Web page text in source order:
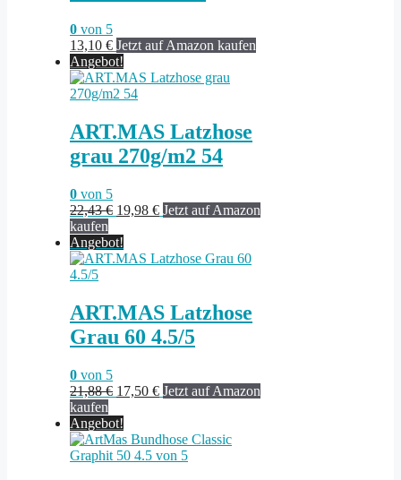
0 von 5
13,10 € Jetzt auf Amazon kaufen
Angebot!
ART.MAS Latzhose
grau 270g/m2 54
0 von 5
22,43€ Ursprünglicher
war:
22,43 €
19,98 €Aktueller
19,98 €.
Jetzt auf Amazon
kaufen
Angebot!
ART.MAS Latzhose
Grau 60 4.5/5
0 von 5
21,88€ Ursprünglicher
war:
21,88 €
17,50 €Aktueller
17,50 €.
Jetzt auf Amazon
kaufen
Angebot!